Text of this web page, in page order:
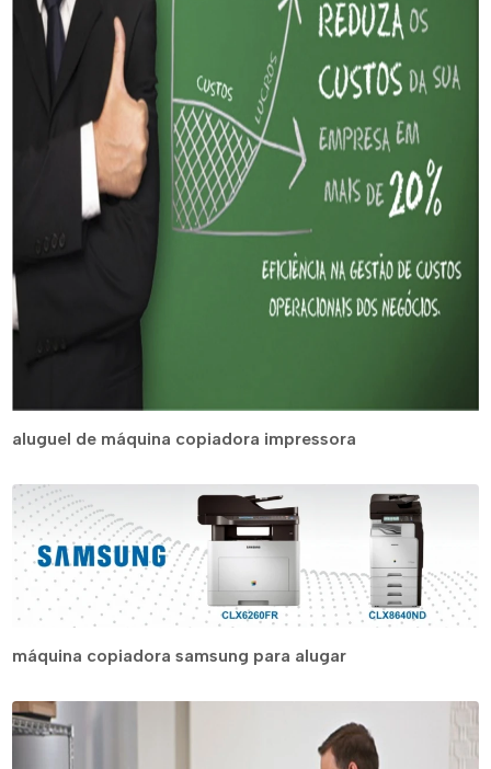
aluguel de máquina copiadora impressora
máquina copiadora samsung para alugar